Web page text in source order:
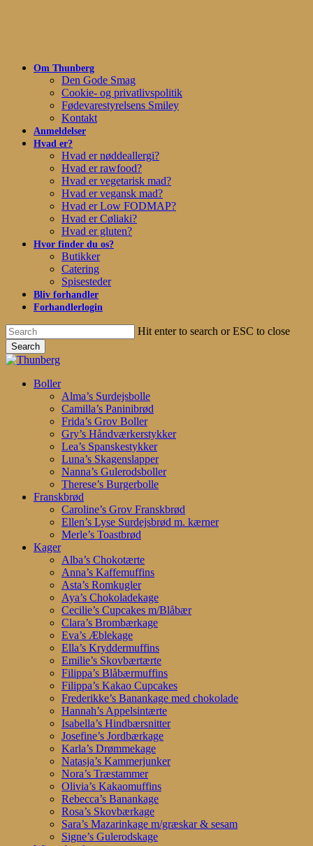
Om Thunberg
Den Gode Smag
Cookie- og privatlivspolitik
Fødevarestyrelsens Smiley
Kontakt
Anmeldelser
Hvad er?
Hvad er nøddeallergi?
Hvad er rawfood?
Hvad er vegetarisk mad?
Hvad er vegansk mad?
Hvad er Low FODMAP?
Hvad er Cøliaki?
Hvad er gluten?
Hvor finder du os?
Butikker
Catering
Spisesteder
Bliv forhandler
Forhandlerlogin
Hit enter to search or ESC to close
Search
Close
search
account
Menu
Boller
Alma’s Surdejsbolle
Camilla’s Paninibrød
Frida’s Grov Boller
Gry’s Håndværkerstykker
Lea’s Spanskestykker
Luna’s Skagenslapper
Nanna’s Gulerodsboller
Therese’s Burgerbolle
Franskbrød
Caroline’s Grov Franskbrød
Ellen’s Lyse Surdejsbrød m. kærner
Merle’s Toastbrød
Kager
Alba’s Chokotærte
Anna’s Kaffemuffins
Asta’s Romkugler
Aya’s Chokoladekage
Cecilie’s Cupcakes m/Blåbær
Clara’s Brombærkage
Eva’s Æblekage
Ella’s Kryddermuffins
Emilie’s Skovbærtærte
Filippa’s Blåbærmuffins
Filippa’s Kakao Cupcakes
Frederikke’s Banankage med chokolade
Hannah’s Appelsintærte
Isabella’s Hindbærsnitter
Josefine’s Jordbærkage
Karla’s Drømmekage
Natasja’s Kammerjunker
Nora’s Træstammer
Olivia’s Kakaomuffins
Rebecca’s Banankage
Rosa’s Skovbærkage
Sara’s Mazarinkage m/græskar & sesam
Signe’s Gulerodskage